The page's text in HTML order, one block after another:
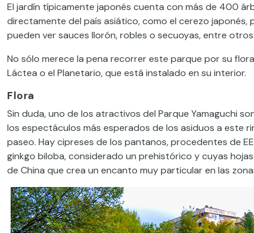
El jardín típicamente japonés cuenta con más de 400
directamente del país asiático, como el cerezo
pueden ver sauces llorón, robles o secuoyas, entre otros.
No sólo merece la pena recorrer este parque por su
Láctea o el Planetario, que está instalado en su interior.
Flora
Sin duda, uno de los atractivos del Parque Yamaguchi
los espectáculos más esperados de los asiduos a este
paseo. Hay cipreses de los pantanos, procedentes de
ginkgo biloba, considerado un prehistórico y cuyas
de China que crea un encanto muy particular en las